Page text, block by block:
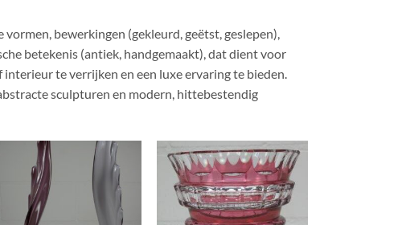
bewerkingen (gekleurd, geëtst, geslepen),
betekenis (antiek, handgemaakt), dat dient voor
te verrijken en een luxe ervaring te bieden.
sculpturen en modern, hittebestendig
Toevoegen
wenslijst
Toevoegen
aan
wenslijst